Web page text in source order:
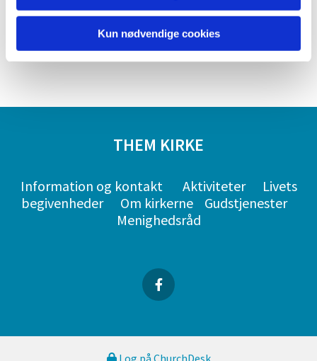
Kun nødvendige cookies
THEM KIRKE
Information og kontakt Aktiviteter
Livets
begivenheder
Om kirkerne
Gudstjenester
Menighedsråd